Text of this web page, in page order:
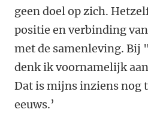
geen doel op zich.
positie en verbinding
met de samenleving. Bij
denk ik voornamelijk
Dat is mijns inziens nog
eeuws.’